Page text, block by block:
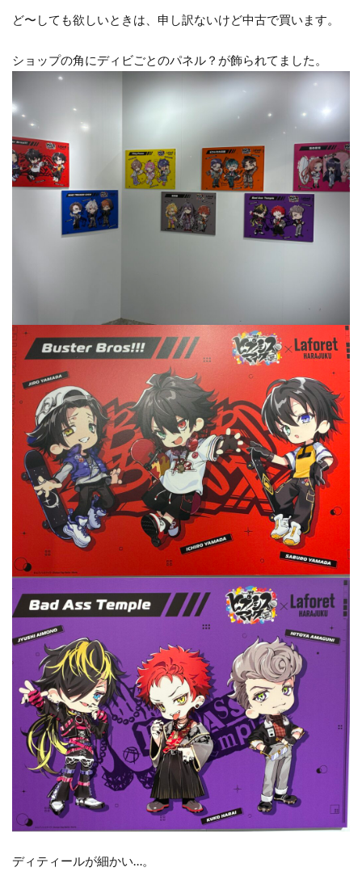
ど〜しても欲しいときは、申し訳ないけど中古で買います。
ショップの角にディビごとのパネル？が飾られてました。
ディティールが細かい…。